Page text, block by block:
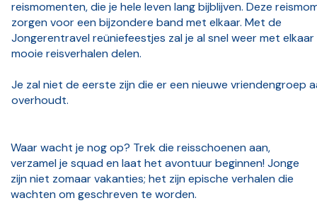
reismomenten, die je hele leven lang bijblijven. Deze
zorgen voor een bijzondere band met elkaar. Met de
Jongerentravel reüniefeestjes zal je al snel weer met elkaar
mooie reisverhalen delen.
Je zal niet de eerste zijn die er een nieuwe vriendengroep
overhoudt.
Waar wacht je nog op? Trek die reisschoenen aan,
verzamel je squad en laat het avontuur beginnen! Jonge
zijn niet zomaar vakanties; het zijn epische verhalen die
wachten om geschreven te worden.